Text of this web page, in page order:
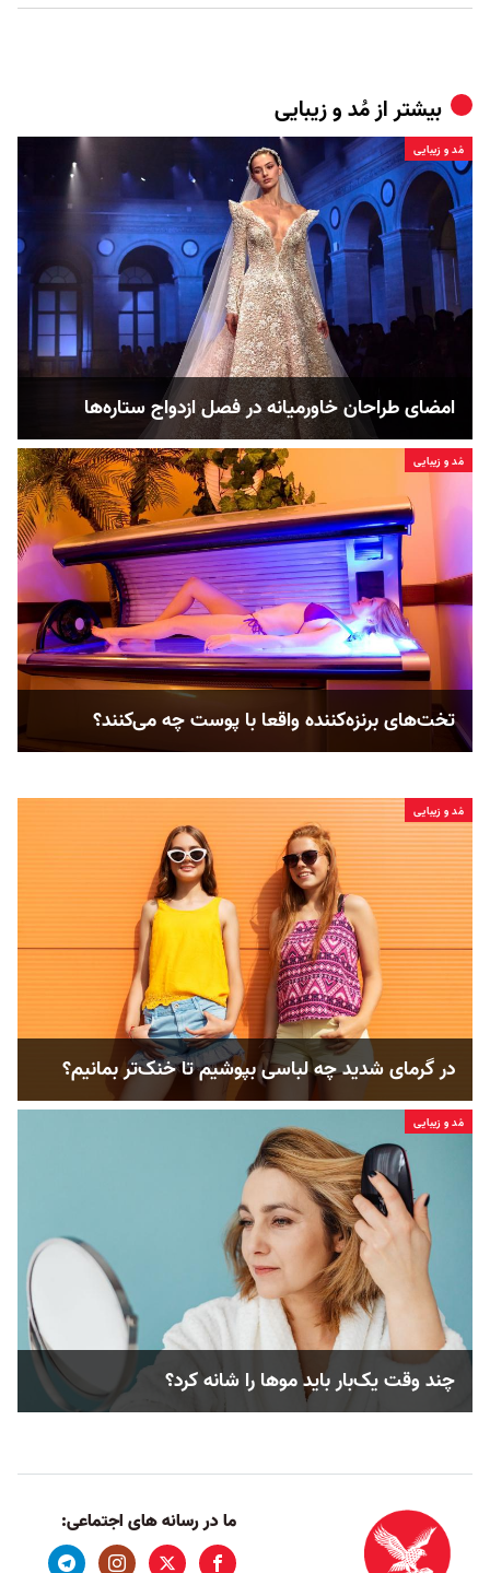
بیشتر ازمُد و زیبایی
مُد و زیبایی
امضای طراحان خاورمیانه در فصل ازدواج ستاره‌ها
مُد و زیبایی
تخت‌های برنزه‌کننده واقعا با پوست چه می‌کنند؟
مُد و زیبایی
در گرمای شدید چه لباسی بپوشیم تا خنک‌تر بمانیم؟
مُد و زیبایی
چند وقت یک‌بار باید موها را شانه کرد؟
ما در رسانه های اجتماعی: